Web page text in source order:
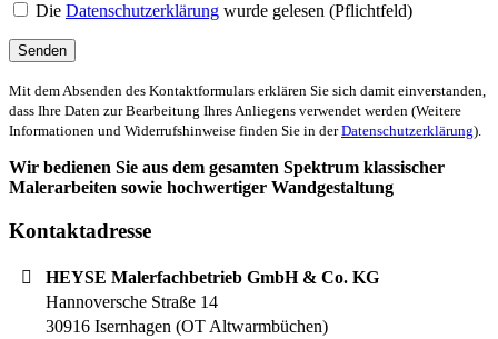
Die Datenschutzerklärung wurde gelesen (Pflichtfeld)
Mit dem Absenden des Kontaktformulars erklären Sie sich damit einverstanden,
dass Ihre Daten zur Bearbeitung Ihres Anliegens verwendet werden (Weitere
Informationen und Widerrufshinweise finden Sie in derDatenschutzerklärung).
Wir bedienen Sie aus dem gesamten Spektrum klassischer
Malerarbeiten sowie hochwertiger Wandgestaltung
Kontaktadresse
HEYSE Malerfachbetrieb GmbH & Co. KG
Hannoversche Straße 14
30916 Isernhagen (OT Altwarmbüchen)